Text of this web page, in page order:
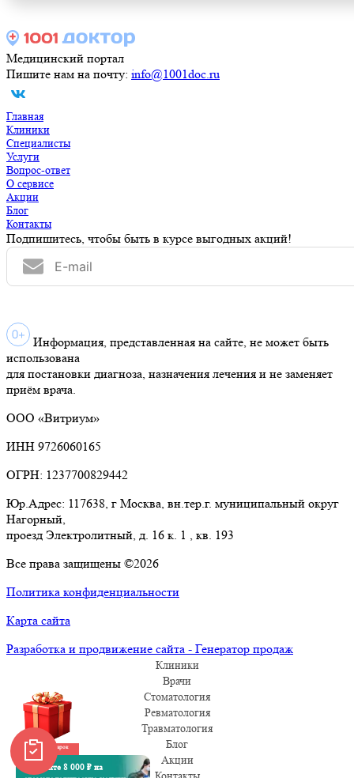
Медицинский портал
Пишите нам на почту: info@1001doc.ru
Главная
Клиники
Специалисты
Услуги
Вопрос-ответ
О сервисе
Акции
Блог
Контакты
Подпишитесь, чтобы быть в курсе выгодных акций!
Информация, представленная на сайте, не может быть
использована
для постановки диагноза, назначения лечения и не заменяет
приём врача.
ООО «Витриум»
ИНН 9726060165
ОГРН: 1237700829442
Юр.Адрес: 117638, г Москва, вн.тер.г. муниципальный округ
Нагорный,
проезд Электролитный, д. 16 к. 1 , кв. 193
Все права защищены ©2026
Политика конфиденциальности
Карта сайта
Разработка и продвижение сайта - Генератор продаж
Клиники
Врачи
Стоматология
Ревматология
Травматология
Блог
Акции
Забрать подарок
Получите 8 000 ₽ на